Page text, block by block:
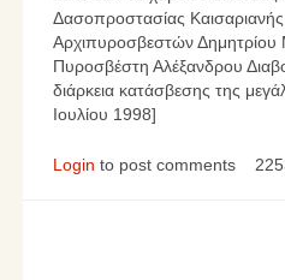
Δασοπροστασίας
Αρχιπυροσβεστών Δημητρίου
Πυροσβέστη Αλέξανδρου
διάρκεια κατάσβεσης της
Ιουλίου 1998]
Login to post comments